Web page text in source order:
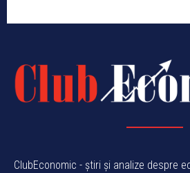
ClubEconomic - știri și analize despre